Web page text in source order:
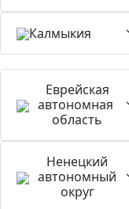
Калмыкия
Еврейская
автономная
область
Ненецкий
автономный
округ